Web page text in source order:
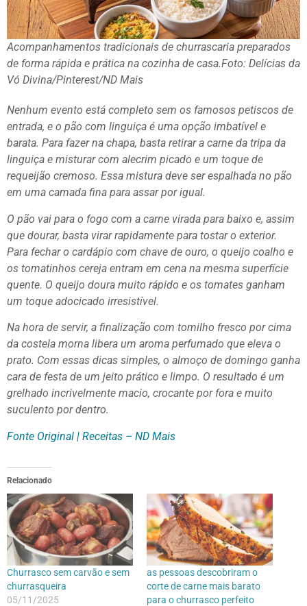
Acompanhamentos tradicionais de churrascaria preparados
de forma rápida e prática na cozinha de casa.Foto: Delícias da
Vó Divina/Pinterest/ND Mais
Nenhum evento está completo sem os famosos petiscos de
entrada, e o pão com linguiça é uma opção imbatível e
barata. Para fazer na chapa, basta retirar a carne da tripa da
linguiça e misturar com alecrim picado e um toque de
requeijão cremoso. Essa mistura deve ser espalhada no pão
em uma camada fina para assar por igual.
O pão vai para o fogo com a carne virada para baixo e, assim
que dourar, basta virar rapidamente para tostar o exterior.
Para fechar o cardápio com chave de ouro, o queijo coalho e
os tomatinhos cereja entram em cena na mesma superfície
quente. O queijo doura muito rápido e os tomates ganham
um toque adocicado irresistível.
Na hora de servir, a finalização com tomilho fresco por cima
da costela morna libera um aroma perfumado que eleva o
prato. Com essas dicas simples, o almoço de domingo ganha
cara de festa de um jeito prático e limpo. O resultado é um
grelhado incrivelmente macio, crocante por fora e muito
suculento por dentro.
Fonte Original | Receitas – ND Mais
Relacionado
Churrasco sem carvão e sem
churrasqueira
05/11/2025
as pessoas descobriram o
corte de carne mais barato
para o churrasco perfeito